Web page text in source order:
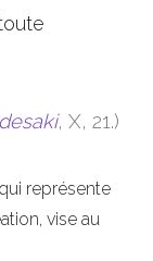
, X, 21.)
représente
vise au